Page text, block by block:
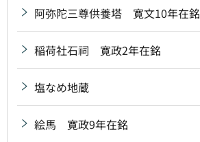
阿弥陀三尊供養塔 寛文10年在銘
稲荷社石祠 寛政2年在銘
塩なめ地蔵
絵馬 寛政9年在銘